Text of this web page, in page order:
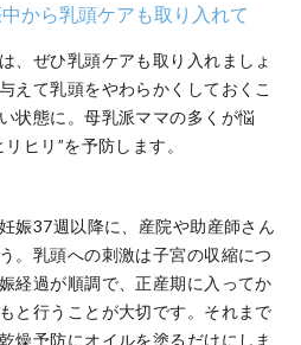
から乳頭ケアも取り入れて
、ぜひ乳頭ケアも取り入れましょ
えて乳頭をやわらかくしておくこ
状態に。母乳派ママの多くが悩
ヒリ”を予防します。
娠37週以降に、産院や助産師さん
。乳頭への刺激は子宮の収縮につ
経過が順調で、正産期に入ってか
と行うことが大切です。それまで
燥予防にオイルを塗るだけにしま